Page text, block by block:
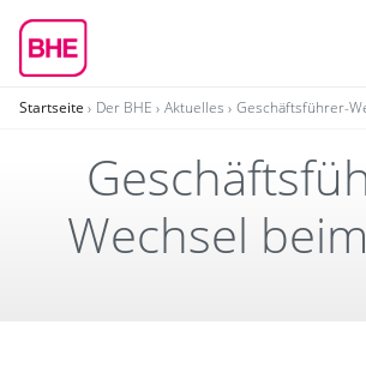
Startseite Der BHE Aktuelles Geschäftsführer-
Wechsel